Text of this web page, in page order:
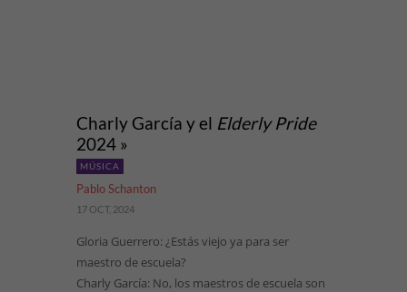
Charly García y el Elderly Pride
2024 »
MÚSICA
Pablo Schanton
17 OCT, 2024
Gloria Guerrero: ¿Estás viejo ya para ser
maestro de escuela?
Charly García: No, los maestros de escuela son